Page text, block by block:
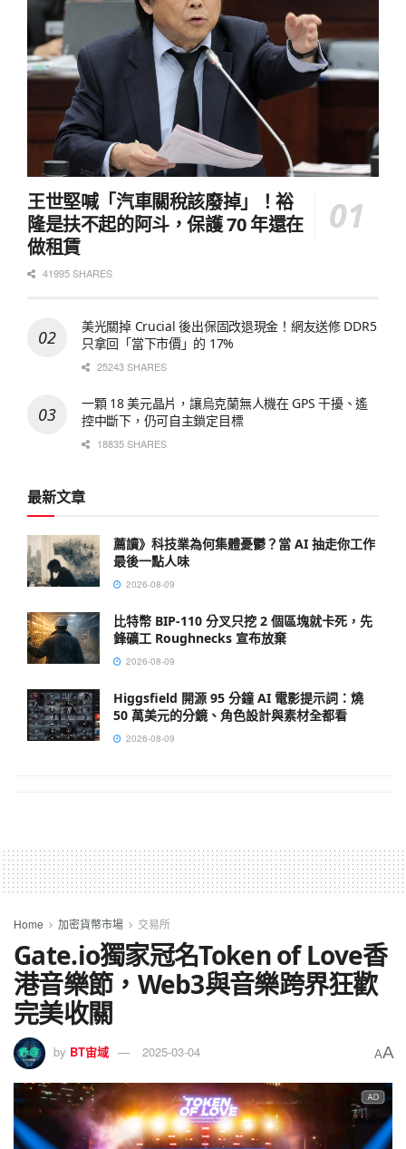
王世堅喊「汽車關稅該廢掉」！裕
隆是扶不起的阿斗，保護 70 年還在
做租賃
41995 SHARES
美光關掉 Crucial 後出保固改退現金！網友送修 DDR5
只拿回「當下市價」的 17%
25243 SHARES
一顆 18 美元晶片，讓烏克蘭無人機在 GPS 干擾、遙
控中斷下，仍可自主鎖定目標
18835 SHARES
最新文章
薦讀》科技業為何集體憂鬱？當 AI 抽走你工作
最後一點人味
2026-08-09
比特幣 BIP-110 分叉只挖 2 個區塊就卡死，先
鋒礦工 Roughnecks 宣布放棄
2026-08-09
Higgsfield 開源 95 分鐘 AI 電影提示詞：燒
50 萬美元的分鏡、角色設計與素材全都看
2026-08-09
Home 加密貨幣市場 交易所
Gate.io獨家冠名Token of Love香
港音樂節，Web3與音樂跨界狂歡
完美收關
by BT宙域 2025-03-04 AA